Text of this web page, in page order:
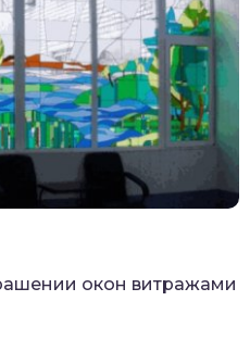
окон витражами